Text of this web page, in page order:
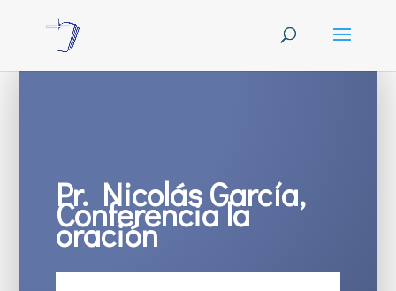
Pr. Nicolás García,
Conferencia la
oración